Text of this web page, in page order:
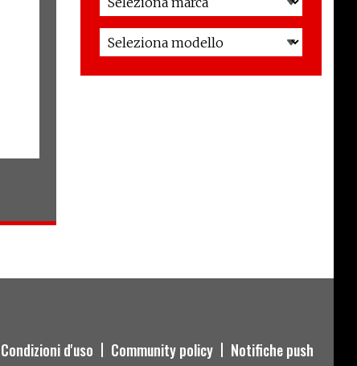
Condizioni d'uso Community policy Notifiche push